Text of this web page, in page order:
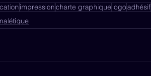
impressioncharte graphique logoadhésif